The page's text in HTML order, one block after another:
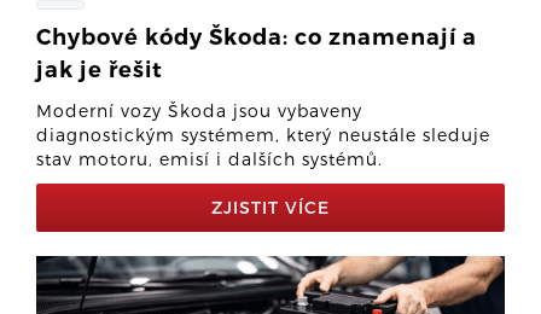
Chybové kódy Škoda: co znamenají a
jak je řešit
Moderní vozy Škoda jsou vybaveny
diagnostickým systémem, který neustále sleduje
stav motoru, emisí i dalších systémů.
ZJISTIT VÍCE